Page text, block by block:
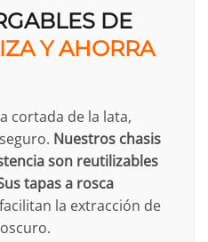
DE
Y AHORRA
cortada de la lata,
Nuestros chasis
son reutilizables
tapas a rosca
la extracción de